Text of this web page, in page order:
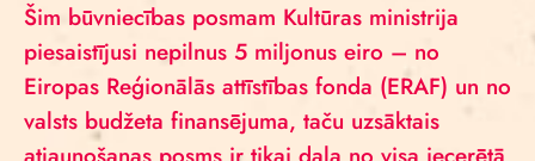
Šim būvniecības posmam Kultūras ministrija
piesaistījusi nepilnus 5 miljonus eiro – no
Eiropas Reģionālās attīstības fonda (ERAF) un no
valsts budžeta finansējuma, taču uzsāktais